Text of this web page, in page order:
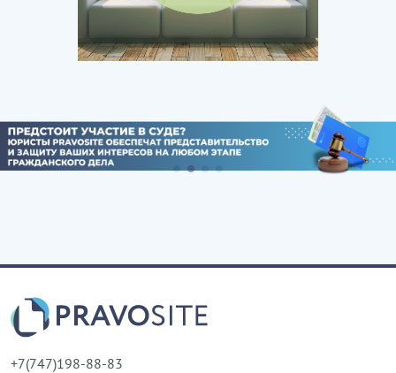
+7(747)198-88-83